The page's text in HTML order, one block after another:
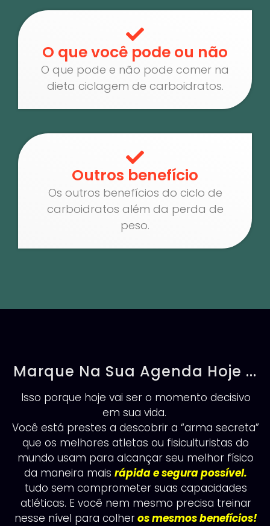
O que você pode ou não
O que pode e não pode comer na
dieta ciclagem de carboidratos.
Outros benefício
Os outros benefícios do ciclo de
carboidratos além da perda de
peso.
Marque Na Sua Agenda Hoje ...
Isso porque hoje vai ser o momento decisivo
em sua vida.
Você está prestes a descobrir a “arma secreta”
que os melhores atletas ou fisiculturistas do
mundo usam para alcançar seu melhor físico
da maneira mais rápida e segura possível.
tudo sem comprometer suas capacidades
atléticas. E você nem mesmo precisa treinar
nesse nível para colheros mesmos benefícios!